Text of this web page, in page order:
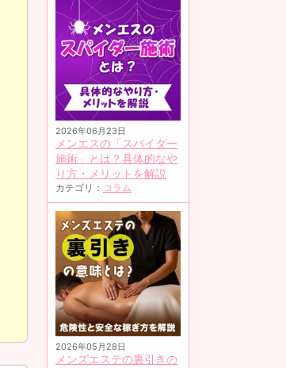
2026年06月23日
メンエスの「スパイダー
施術」とは？具体的なや
り方・メリットを解説
カテゴリ： コラム
2026年05月28日
メンズエステの裏引きの